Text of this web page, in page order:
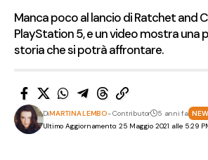
Manca poco al lancio di Ratchet and
PlayStation 5, e un video mostra una
storia che si potrà affrontare.
Ultimo Aggiornamento: 25 Maggio 2021 alle 5:29
DiMARTINA LEMBO- Contributor 5 anni fa